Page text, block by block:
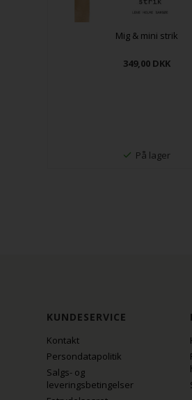
Mig & mini strik
349,00 DKK
På lager
KUNDESERVICE
Kontakt
Persondatapolitik
Salgs- og
leveringsbetingelser